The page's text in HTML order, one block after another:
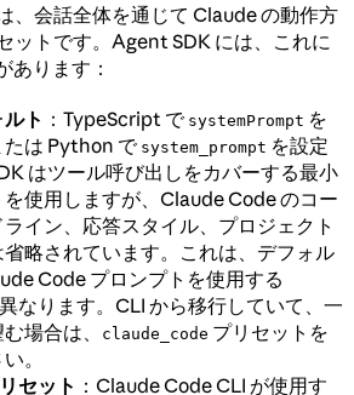
、会話全体を通じて Claude の動作方
ットです。Agent SDK には、これに
あります：
ト ：TypeScript で systemPrompt を
は Python でsystem_prompt を設定
はツール呼び出しをカバーする最小
使用しますが、Claude Code のコー
イン、応答スタイル、プロジェクト
略されています。これは、デフォル
Code プロンプトを使用する
なります。CLI から移行していて、一
場合は、
claude_code プリセットを
。
セット ：Claude Code CLI が使用す